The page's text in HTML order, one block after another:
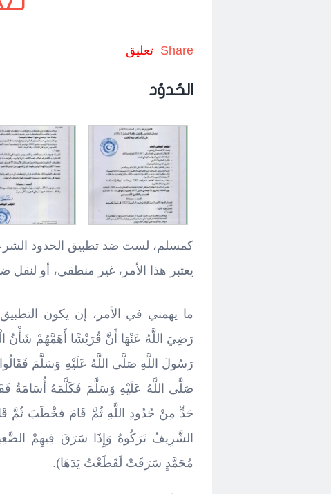
Share تعليق
الحُدوُد
كمسلم، لست ضد تطبيق الحدود
يعتبر هذا الأمر، غير منطقي، أو لنقل
ما يهمني في الأمر، إن يكون
رَضِيَ اللَّهُ عَنْهَا أَنَّ قُرَيْشًا أَهَمَّهُمْ شَأْنُ
رَسُولَ اللَّهِ صَلَّى اللَّهُ عَلَيْهِ وَسَلَّمَ
صَلَّى اللَّهُ عَلَيْهِ وَسَلَّمَ فَكَلَّمَهُ أُسَامَةُ
حَدٍّ مِنْ حُدُودِ اللَّهِ ثُمَّ قَامَ فخَْطَبَ ثُمَّ
الشَّرِيفُ تَرَكُوهُ وَإِذَا سَرَقَ فِيهِمْ
مُحَمَّدٍ سَرَقَتْ لَقَطَعْتُ يَدَهَا).